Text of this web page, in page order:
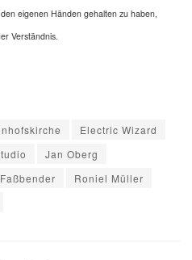
eigenen Händen gehalten zu haben,
Verständnis.
Electric Wizard
Jan Oberg
Roniel Müller